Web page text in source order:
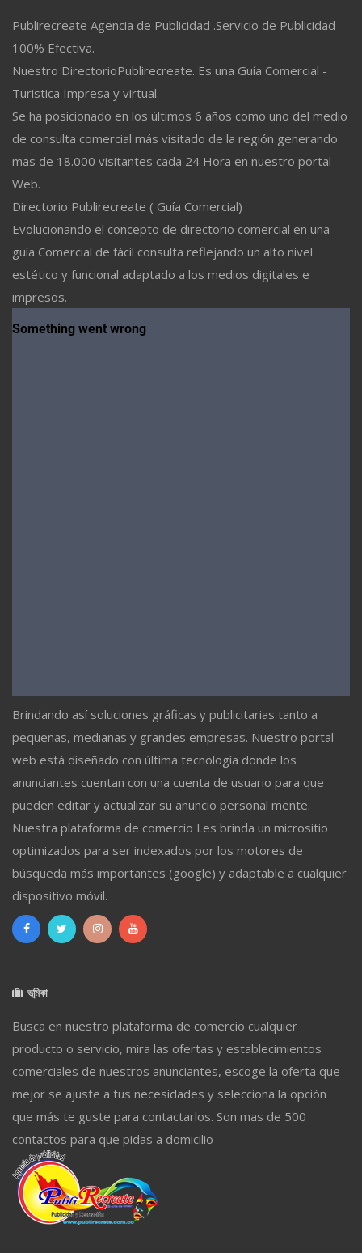
Publirecreate Agencia de Publicidad .Servicio de Publicidad
100% Efectiva.
Nuestro DirectorioPublirecreate. Es una Guía Comercial -
Turistica Impresa y virtual.
Se ha posicionado en los últimos 6 años como uno del medio
de consulta comercial más visitado de la región generando
mas de 18.000 visitantes cada 24 Hora en nuestro portal
Web.
Directorio Publirecreate ( Guía Comercial)
Evolucionando el concepto de directorio comercial en una
guía Comercial de fácil consulta reflejando un alto nivel
estético y funcional adaptado a los medios digitales e
impresos.
Brindando así soluciones gráficas y publicitarias tanto a
pequeñas, medianas y grandes empresas. Nuestro portal
web está diseñado con última tecnología donde los
anunciantes cuentan con una cuenta de usuario para que
pueden editar y actualizar su anuncio personal mente.
Nuestra plataforma de comercio Les brinda un micrositio
optimizados para ser indexados por los motores de
búsqueda más importantes (google) y adaptable a cualquier
dispositivo móvil.
ভূমিকা
Busca en nuestro plataforma de comercio cualquier
producto o servicio, mira las ofertas y establecimientos
comerciales de nuestros anunciantes, escoge la oferta que
mejor se ajuste a tus necesidades y selecciona la opción
que más te guste para contactarlos. Son mas de 500
contactos para que pidas a domicilio